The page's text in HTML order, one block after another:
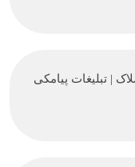
| تبلیغات پیامکی